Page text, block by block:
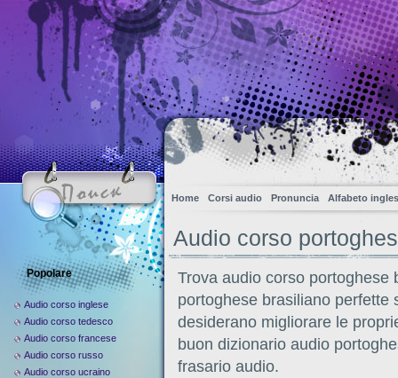
Home Corsi audio Pronuncia Alfabeto
Audio corso
Trova audio corso portoghese
portoghese brasiliano perfette
desiderano migliorare le
buon dizionario audio
frasario audio.
Popolare
Audio corso inglese
Audio corso tedesco
Audio corso francese
Audio corso russo
Audio corso ucraino